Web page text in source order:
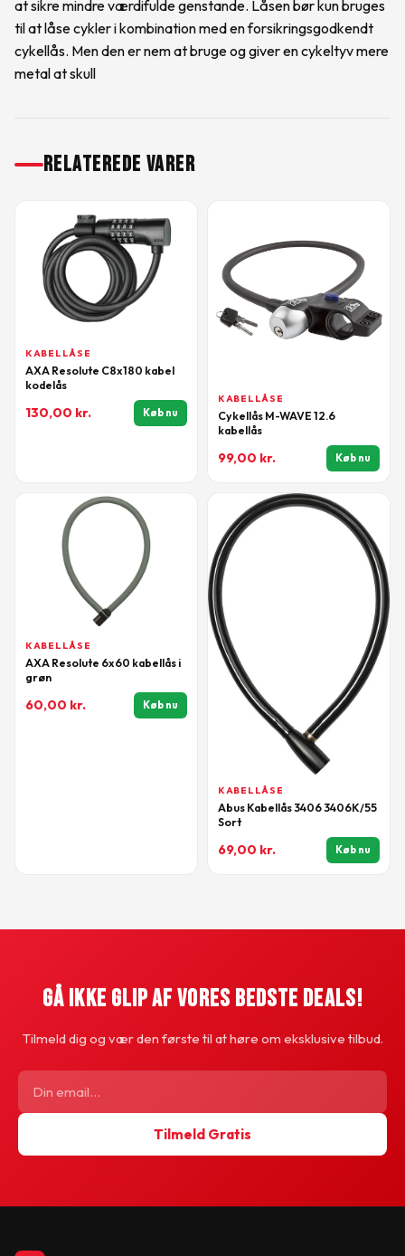
at sikre mindre værdifulde genstande. Låsen bør kun bruges
til at låse cykler i kombination med en forsikringsgodkendt
cykellås. Men den er nem at bruge og giver en cykeltyv mere
metal at skull
RELATEREDE VARER
KABELLÅSE
AXA Resolute C8x180 kabel
kodelås
130,00 kr. Køb nu
KABELLÅSE
Cykellås M-WAVE 12.6
kabellås
99,00 kr. Køb nu
KABELLÅSE
AXA Resolute 6x60 kabellås i
grøn
60,00 kr. Køb nu
KABELLÅSE
Abus Kabellås 3406 3406K/55
Sort
69,00 kr. Køb nu
Gå Ikke Glip Af Vores Bedste Deals!
Tilmeld dig og vær den første til at høre om eksklusive tilbud.
Tilmeld Gratis